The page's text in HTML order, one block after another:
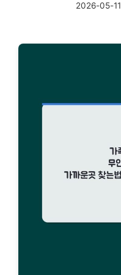
2026-05-11